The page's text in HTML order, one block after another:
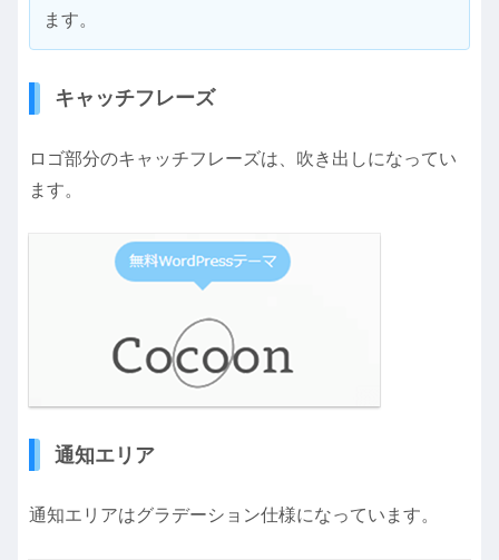
ます。
キャッチフレーズ
ロゴ部分のキャッチフレーズは、吹き出しになってい
ます。
通知エリア
通知エリアはグラデーション仕様になっています。